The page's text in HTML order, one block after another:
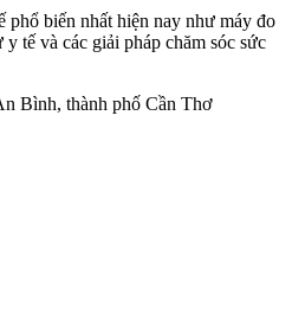
phổ biến nhất hiện nay như máy đo
tế và các giải pháp chăm sóc sức
Bình, thành phố Cần Thơ